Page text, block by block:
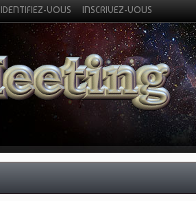
IDENTIFIEZ-VOUS INSCRIVEZ-VOUS